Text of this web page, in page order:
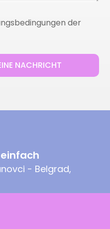
der
NACHRICHT
- Belgrad,